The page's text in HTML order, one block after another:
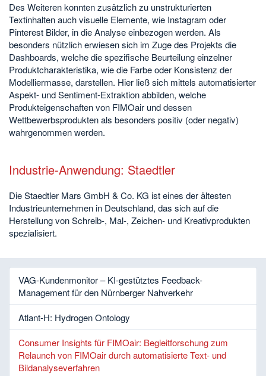
Des Weiteren konnten zusätzlich zu unstrukturierten
Textinhalten auch visuelle Elemente, wie Instagram oder
Pinterest Bilder, in die Analyse einbezogen werden. Als
besonders nützlich erwiesen sich im Zuge des Projekts die
Dashboards, welche die spezifische Beurteilung einzelner
Produktcharakteristika, wie die Farbe oder Konsistenz der
Modelliermasse, darstellen. Hier ließ sich mittels automatisierter
Aspekt- und Sentiment-Extraktion abbilden, welche
Produkteigenschaften von FIMOair und dessen
Wettbewerbsprodukten als besonders positiv (oder negativ)
wahrgenommen werden.
Industrie-Anwendung: Staedtler
Die Staedtler Mars GmbH & Co. KG ist eines der ältesten
Industrieunternehmen in Deutschland, das sich auf die
Herstellung von Schreib-, Mal-, Zeichen- und Kreativprodukten
spezialisiert.
VAG-Kundenmonitor – KI-gestütztes Feedback-
Management für den Nürnberger Nahverkehr
Atlant-H: Hydrogen Ontology
Consumer Insights für FIMOair: Begleitforschung zum
Relaunch von FIMOair durch automatisierte Text- und
Bildanalyseverfahren